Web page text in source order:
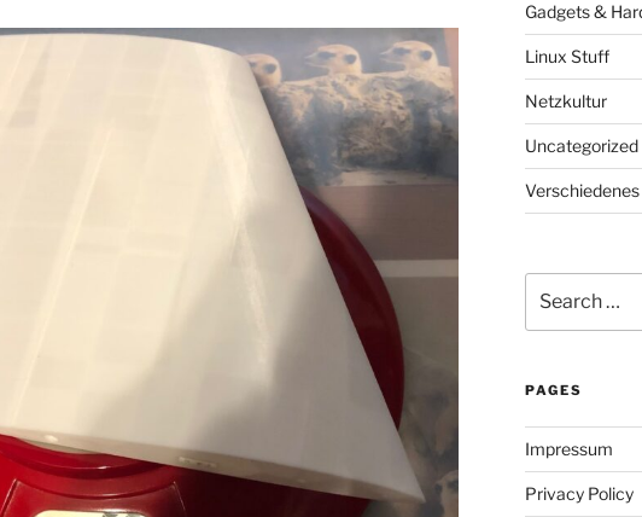
Gadgets &
Linux Stuff
Netzkultur
Uncategorized
Verschiedenes
for:
PAGES
Impressum
Privacy Policy